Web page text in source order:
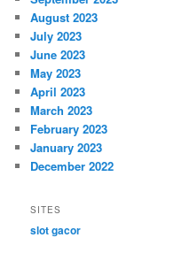
August 2023
July 2023
June 2023
May 2023
April 2023
March 2023
February 2023
January 2023
December 2022
SITES
slot gacor